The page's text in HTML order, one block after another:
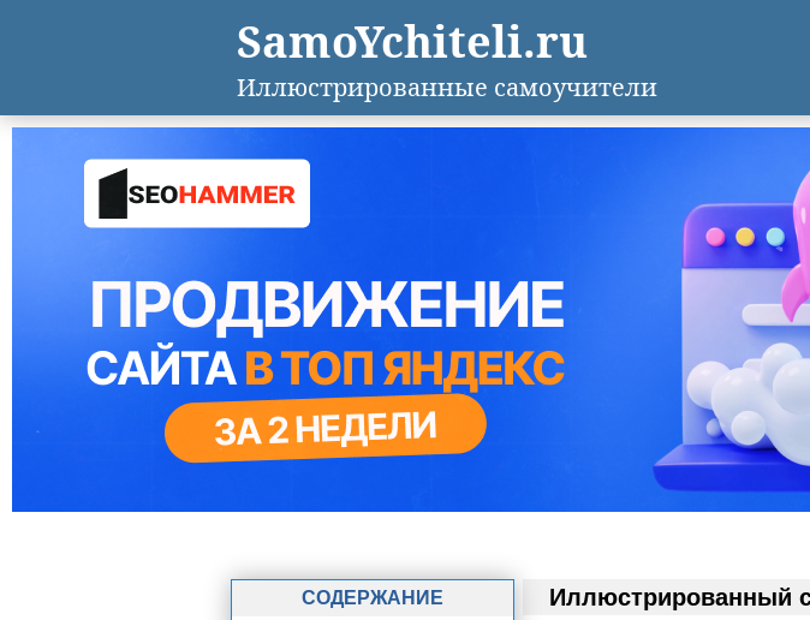
Иллюстрированный
СОДЕРЖАНИЕ
SamoYchiteli.ru
Иллюстрированные самоучители